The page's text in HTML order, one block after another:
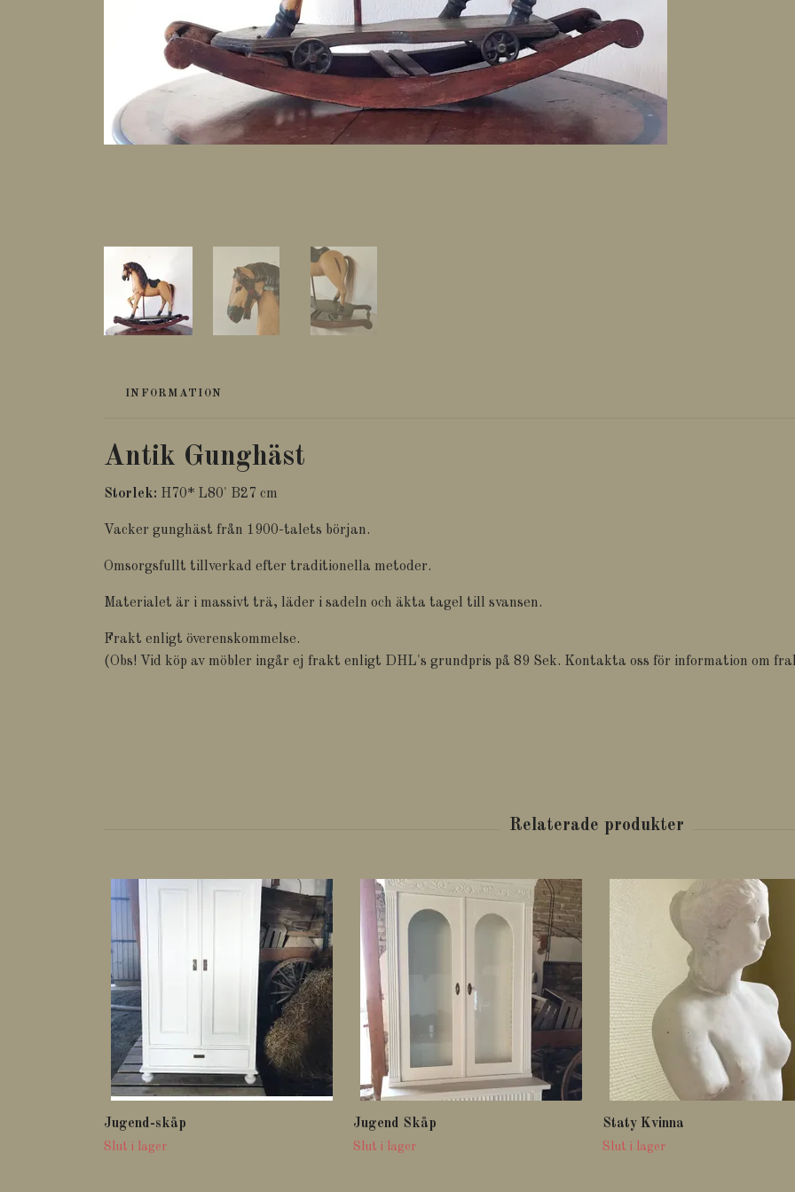
INFORMATION
Antik Gunghäst
Storlek: H70* L80' B27 cm
Vacker gunghäst från 1900-talets början.
Omsorgsfullt tillverkad efter traditionella metoder.
Materialet är i massivt trä, läder i sadeln och äkta tagel till svansen.
Frakt enligt överenskommelse.
(Obs! Vid köp av möbler ingår ej frakt enligt DHL's grundpris på 89 Sek. Kontakta oss för information om
Jugend-skåp
Slut i lager
Jugend Skåp
Slut i lager
Staty Kvinna
Slut i lager